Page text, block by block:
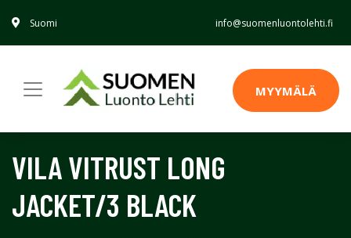
Suomi info@suomenluontolehti.fi
MYYMÄLÄ
VILA VITRUST LONG
JACKET/3 BLACK